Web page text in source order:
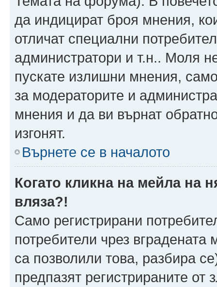
да индицират броя мнения,
отличат специални
администратори и т.н.. Моля
пускате излишни мнения,
за модераторите и
мнения и да ви върнат
изгонят.
Върнете се в началото
Когато кликна на мейла на
вляза?!
Само регистрирани
потребители чрез
са позволили това, разбира
предпазят регистрираните от